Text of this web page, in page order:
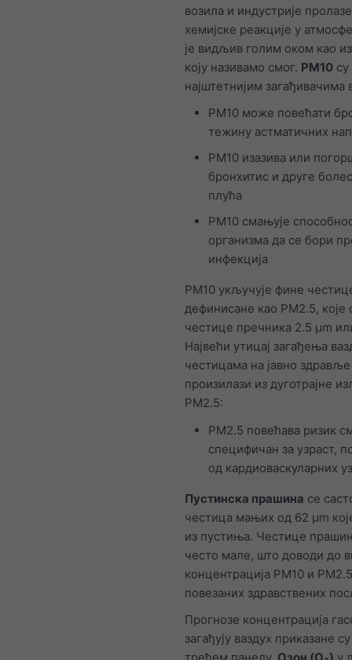
возила и индустрије
хемијске реакције у
је видљив голим оком као
коју називамо смог. PM10
најштетнијим загађивачима
PM10 може повећати
тежину астматичних
PM10 изазива или
бронхитис и друге
плућа
PM10 смањује
организма да се бори
инфекција
PM10 укључује фине
дефинисане као PM2.5, које
честице пречника 2.5 μm
Највећи утицај загађења
честицама на јавно здравље
произилази из дуготрајне
PM2.5:
PM2.5 повећава ризик
специфичан за узраст,
од кардиоваскуларних
Пустинска прашина се
честица мањих од 62 μm
из пустиња. Честице
често мале, што доводи до
концентрација PM10 и
повезаних здравствених
Прогнозе концентрација
загађују ваздух приказане